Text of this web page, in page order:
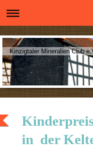
Kinzigtaler Mineralien Club
in der